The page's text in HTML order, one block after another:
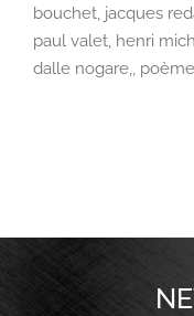
bouchet, jacques
paul valet, henri
dalle nogare,, poème